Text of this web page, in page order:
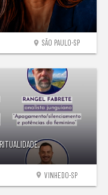
location_on SÃO PAULO-SP
location_on VINHEDO-SP